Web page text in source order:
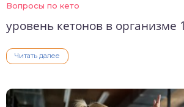
Вопросы по кето
уровень кетонов в организме
Читать далее